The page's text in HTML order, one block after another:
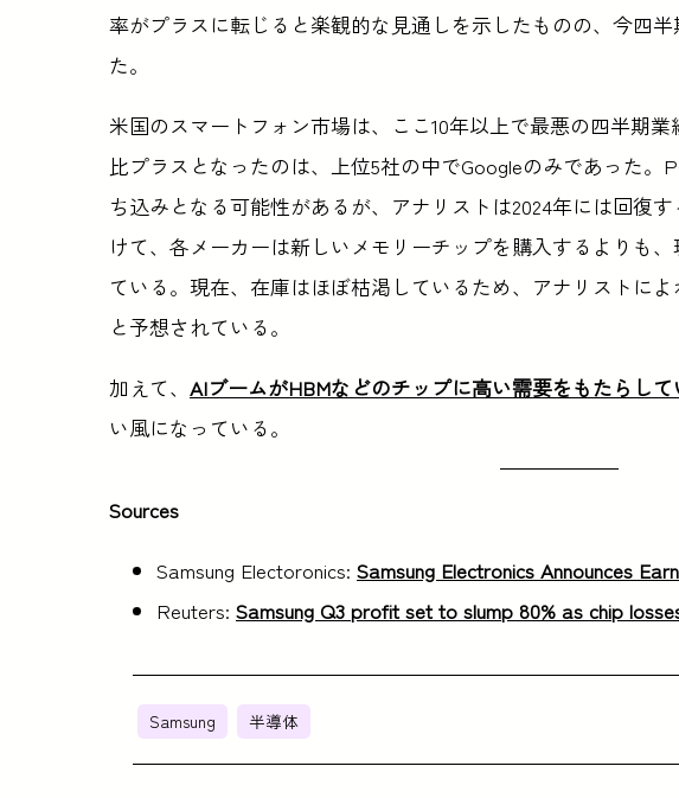
率がプラスに転じると楽観的な見通しを示したものの、今四
た。
米国のスマートフォン市場は、ここ10年以上で最悪の四半期
比プラスとなったのは、上位5社の中でGoogleのみであった
ち込みとなる可能性があるが、アナリストは2024年には回復
けて、各メーカーは新しいメモリーチップを購入するよりも
ている。現在、在庫はほぼ枯渇しているため、アナリストに
と予想されている。
加えて、 AIブームがHBMなどのチップに高い需要をもたらして
い風になっている。
Sources
Samsung Electoronics: Samsung Electronics Announces
Reuters: Samsung Q3 profit set to slump 80% as chip
Samsung 半導体